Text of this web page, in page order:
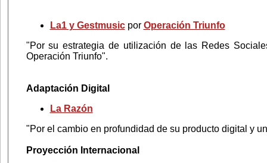
La1 y Gestmusicpor Operación Triunfo
"Por su estrategia de utilización de las Redes
Operación Triunfo".
Adaptación Digital
La Razón
"Por el cambio en profundidad de su producto digital y
Proyección Internacional